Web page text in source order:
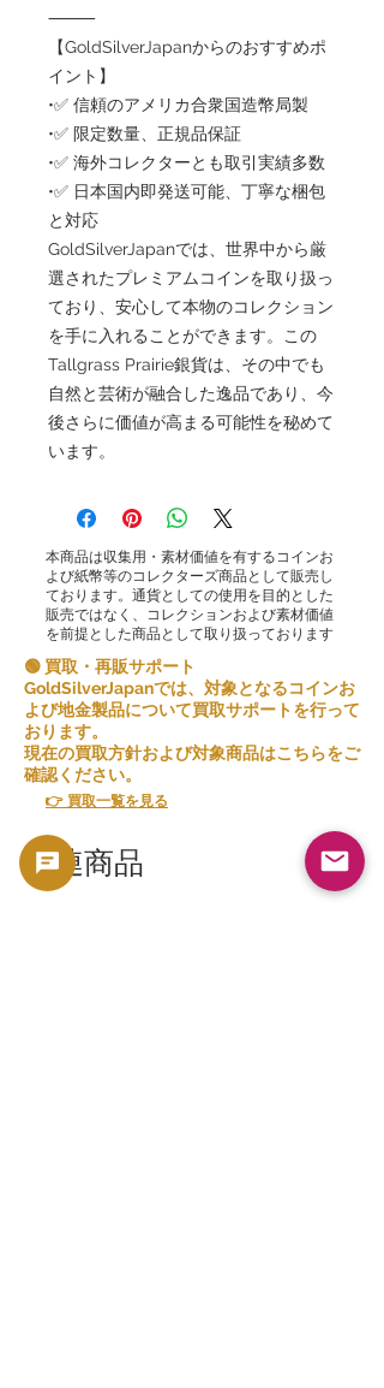
⸻
【GoldSilverJapanからのおすすめポ
イント】
•✅ 信頼のアメリカ合衆国造幣局製
•✅ 限定数量、正規品保証
•✅ 海外コレクターとも取引実績多数
•✅ 日本国内即発送可能、丁寧な梱包
と対応
GoldSilverJapanでは、世界中から厳
選されたプレミアムコインを取り扱っ
ており、安心して本物のコレクション
を手に入れることができます。この
Tallgrass Prairie銀貨は、その中でも
自然と芸術が融合した逸品であり、今
後さらに価値が高まる可能性を秘めて
います。
本商品は収集用・素材価値を有するコインお
よび紙幣等のコレクターズ商品として販売し
ております。通貨としての使用を目的とした
販売ではなく、コレクションおよび素材価値
を前提とした商品として取り扱っております
🟢 買取・再販サポート
GoldSilverJapanでは、対象となるコインお
よび地金製品について買取サポートを行って
おります。
現在の買取方針および対象商品はこちらをご
確認ください。
👉 買取一覧を見る
関連商品